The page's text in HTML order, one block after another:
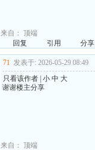
来自： 顶端
回复
引用 分享
71 发表于: 2026-05-29 08:49
只看该作者| 小 中 大
谢谢楼主分享
来自： 顶端